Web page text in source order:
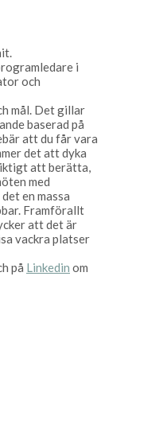
i
och
mål. Det gillar
baserad på
att du får vara
det att dyka
att berätta,
med
en massa
Framförallt
att det är
vackra platser
på Linkedin om